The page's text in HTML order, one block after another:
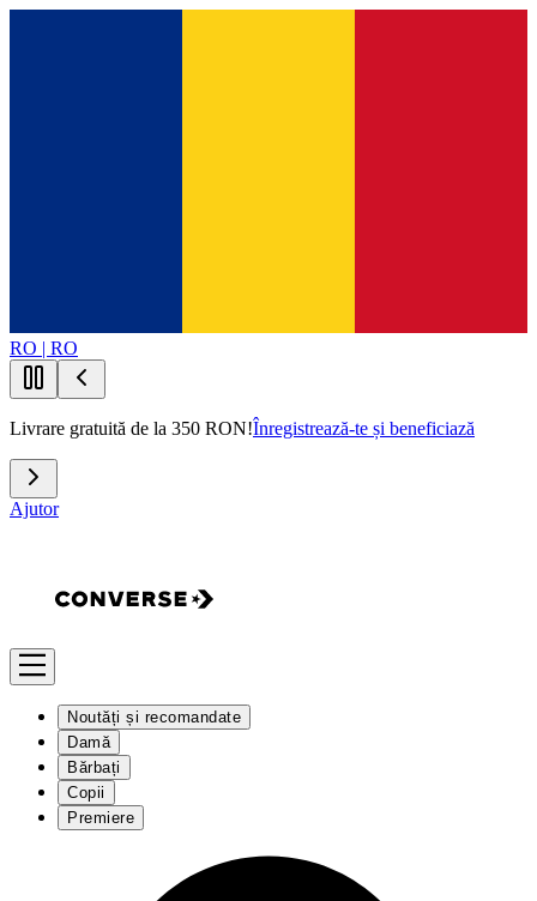
RO | RO
Livrare gratuită de la 350 RON!Înregistrează-te și beneficiază
Ajutor
Noutăți și recomandate
Damă
Bărbați
Copii
Premiere